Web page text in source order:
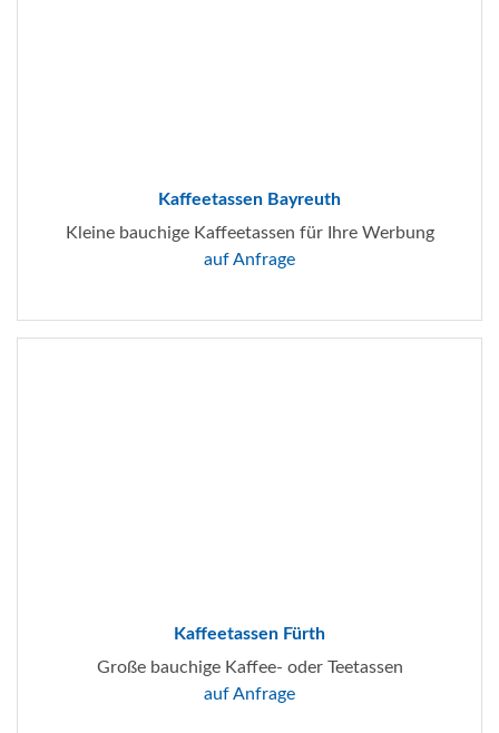
Kaffeetassen Bayreuth
Kleine bauchige Kaffeetassen für Ihre Werbung
auf Anfrage
Kaffeetassen Fürth
Große bauchige Kaffee- oder Teetassen
auf Anfrage